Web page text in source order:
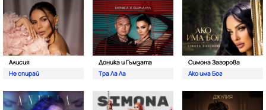
Алисия
Не спирай
Доника и Гъмзата
Тра Ла Ла
Симона Загорова
Ако има Бог